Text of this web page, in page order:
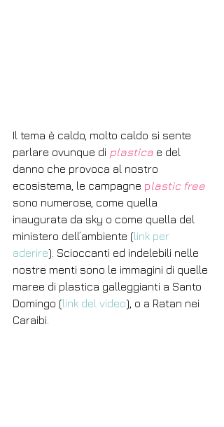
Il tema è caldo, molto caldo si sente
parlare ovunque di plastica e del
danno che provoca al nostro
ecosistema, le campagne plastic free
sono numerose, come quella
inaugurata da sky o come quella del
ministero dell’ambiente (link per
aderire). Scioccanti ed indelebili nelle
nostre menti sono le immagini di quelle
maree di plastica galleggianti a Santo
Domingo (link del video), o a Ratan nei
Caraibi.